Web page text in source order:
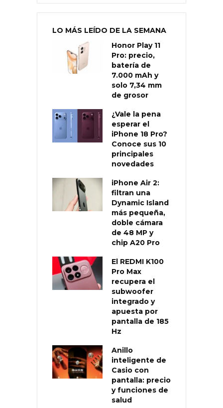
LO MÁS LEÍDO DE LA SEMANA
Honor Play 11
Pro: precio,
batería de
7.000 mAh y
solo 7,34 mm
de grosor
¿Vale la pena
esperar el
iPhone 18 Pro?
Conoce sus 10
principales
novedades
iPhone Air 2:
filtran una
Dynamic Island
más pequeña,
doble cámara
de 48 MP y
chip A20 Pro
El REDMI K100
Pro Max
recupera el
subwoofer
integrado y
apuesta por
pantalla de 185
Hz
Anillo
inteligente de
Casio con
pantalla: precio
y funciones de
salud